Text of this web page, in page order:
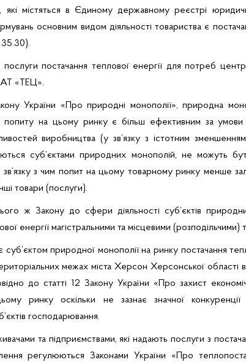
, які містяться в Єдиному державному реєстрі
основним видом діяльності товариства є
35.30).
постачання теплової енергії для потреб
«ТЕЦ».
України «Про природні монополії», природна
на цьому ринку є більш ефективним за умови
виробництва (у зв’язку з істотним
суб’єктами природних монополій, не можуть
з чим попит на цьому товарному ринку менше
товари (послуги).
ж Закону до сфери діяльності суб’єктів
енергії магістральними та місцевими
природної монополії на ринку постачання
межах міста Херсон Херсонської області
до статті 12 Закону України «Про захист
ринку оскільки не зазнає значної конкуренції
господарювання.
та підприємствами, які надають послуги з
регулюються Законами України «Про